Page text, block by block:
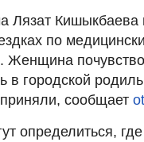
Лязат Кишыкбаева
по
Женщина
в городской
сообщает
определиться,